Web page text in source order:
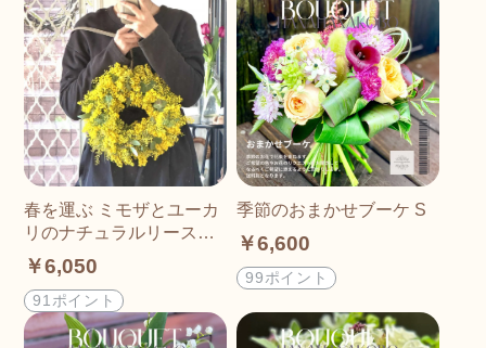
春を運ぶ ミモザとユーカ
リのナチュラルリース
（直径20〜25cm）
￥6,050
91ポイント
季節のおまかせブーケ S
￥6,600
99ポイント